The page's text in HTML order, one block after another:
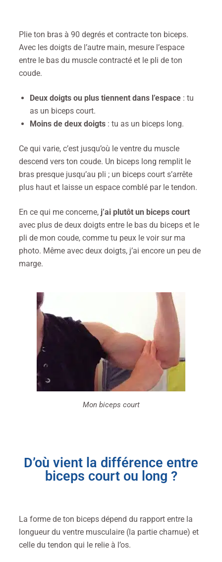
Plie ton bras à 90 degrés et contracte ton biceps.
Avec les doigts de l’autre main, mesure l’espace
entre le bas du muscle contracté et le pli de ton
coude.
Deux doigts ou plus tiennent dans l’espace : tu
as un biceps court.
Moins de deux doigts : tu as un biceps long.
Ce qui varie, c’est jusqu’où le ventre du muscle
descend vers ton coude. Un biceps long remplit le
bras presque jusqu’au pli ; un biceps court s’arrête
plus haut et laisse un espace comblé par le tendon.
En ce qui me concerne, j’ai plutôt un biceps court
avec plus de deux doigts entre le bas du biceps et le
pli de mon coude, comme tu peux le voir sur ma
photo. Même avec deux doigts, j’ai encore un peu de
marge.
Mon biceps court
D’où vient la différence entre
biceps court ou long ?
La forme de ton biceps dépend du rapport entre la
longueur du ventre musculaire (la partie charnue) et
celle du tendon qui le relie à l’os.